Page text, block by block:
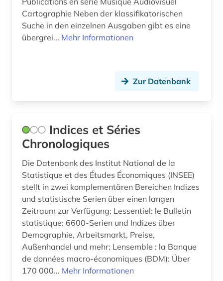
dokumentlieferung (1)
dominikaner (1)
druckgraphik (1)
dänemark (1)
elektrizität (1)
elektrizitätsmarkt (1)
elektronische bibliothek (2)
elektronische ressource (1)
elektronische zeitschrift (1)
elektronisches buch (3)
Cartographie Neben der klassifikatorischen
Suche in den einzelnen Ausgaben gibt es eine
übergrei... Mehr Informationen
Zur Datenbank
Indices et Séries
Chronologiques
Die Datenbank des Institut National de la
Statistique et des Études Économiques (INSEE)
stellt in zwei komplementären Bereichen Indizes
und statistische Serien über einen langen
Zeitraum zur Verfügung: Lessentiel: le Bulletin
statistique: 6600-Serien und Indizes über
Demographie, Arbeitsmarkt, Preise,
Außenhandel und mehr; Lensemble : la Banque
de données macro-économiques (BDM): Über
170 000... Mehr Informationen